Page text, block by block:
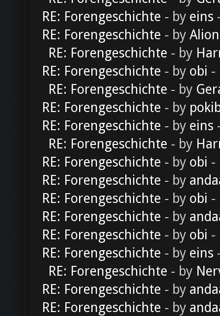
RE: Forengeschichte - by eins
RE: Forengeschichte - by Alion
RE: Forengeschichte - by
RE: Forengeschichte - by obi -
RE: Forengeschichte - by
RE: Forengeschichte - by
RE: Forengeschichte - by eins
RE: Forengeschichte - by
RE: Forengeschichte - by obi -
RE: Forengeschichte - by
RE: Forengeschichte - by obi -
RE: Forengeschichte - by
RE: Forengeschichte - by obi -
RE: Forengeschichte - by eins
RE: Forengeschichte - by
RE: Forengeschichte - by
RE: Forengeschichte - by